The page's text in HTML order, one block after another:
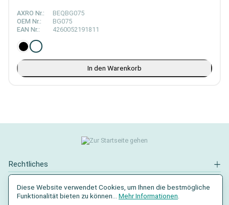
AXRO Nr.:
BEQBG075
OEM Nr.:
BG075
EAN Nr.:
4260052191811
In den Warenkorb
Rechtliches
Kontakt
Diese Website verwendet Cookies, um Ihnen die bestmögliche
Funktionalität bieten zu können... Mehr Informationen